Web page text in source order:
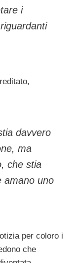
i
davvero
ma
che stia
amano uno
per coloro i
che